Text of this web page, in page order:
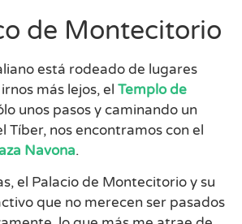
de Montecitorio
está rodeado de lugares
más lejos, el Templo de
unos pasos y caminando un
Tíber, nos encontramos con el
Navona.
el Palacio de Montecitorio y su
que no merecen ser pasados